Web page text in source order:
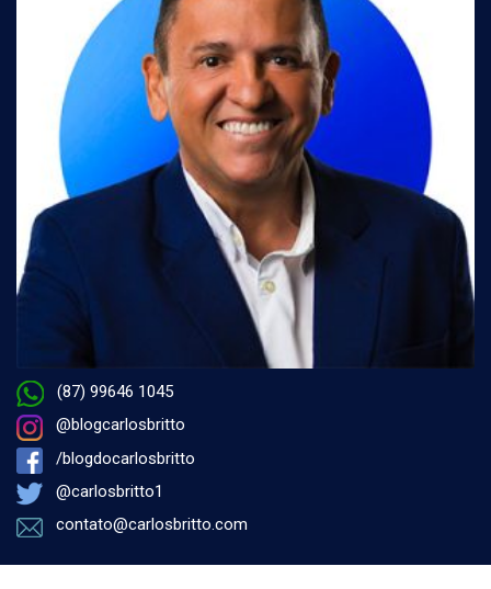
(87) 99646 1045
@blogcarlosbritto
/blogdocarlosbritto
@carlosbritto1
contato@carlosbritto.com